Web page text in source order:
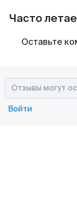
Часто
Оставьте
Войти